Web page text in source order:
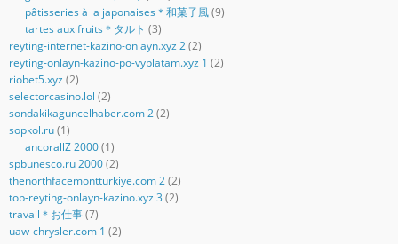
pâtisseries à la japonaises＊和菓子風(9)
tartes aux fruits＊タルト (3)
reyting-internet-kazino-onlayn.xyz 2(2)
reyting-onlayn-kazino-po-vyplatam.xyz 1 (2)
riobet5.xyz (2)
selectorcasino.lol (2)
sondakikaguncelhaber.com 2(2)
sopkol.ru(1)
ancorallZ 2000(1)
spbunesco.ru 2000(2)
thenorthfacemontturkiye.com 2(2)
top-reyting-onlayn-kazino.xyz 3 (2)
travail＊お仕事(7)
uaw-chrysler.com 1 (2)